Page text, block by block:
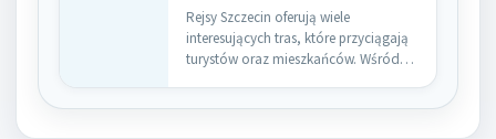
Rejsy Szczecin oferują wiele
interesujących tras, które przyciągają
turystów oraz mieszkańców. Wśród